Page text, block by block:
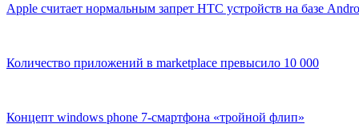
Apple считает нормальным запрет HTC устройств на базе
Количество приложений в marketplace превысило 10 000
Концепт windows phone 7-смартфона «тройной флип»